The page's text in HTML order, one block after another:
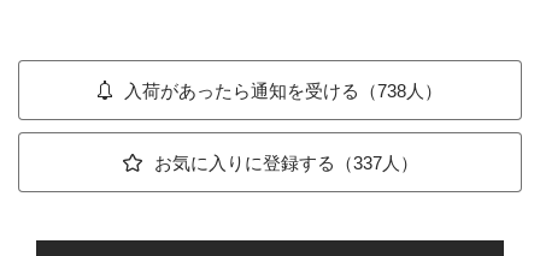
入荷があったら通知を受ける（738人）
お気に入りに登録する（337人）